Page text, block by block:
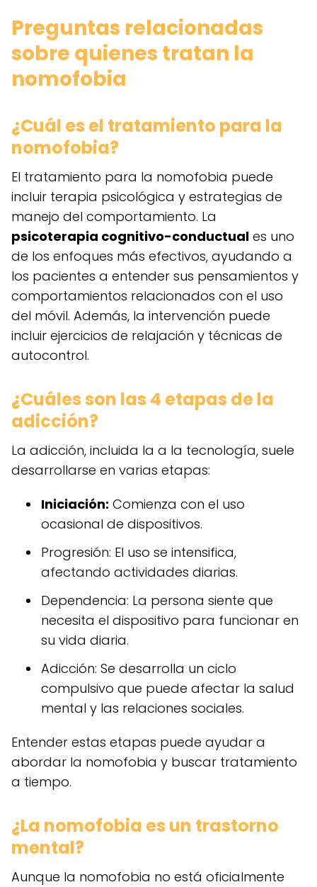
Preguntas relacionadas
sobre quienes tratan la
nomofobia
¿Cuál es el tratamiento para la
nomofobia?
El tratamiento para la nomofobia puede
incluir terapia psicológica y estrategias de
manejo del comportamiento. La
psicoterapia cognitivo-conductual es uno
de los enfoques más efectivos, ayudando a
los pacientes a entender sus pensamientos y
comportamientos relacionados con el uso
del móvil. Además, la intervención puede
incluir ejercicios de relajación y técnicas de
autocontrol.
¿Cuáles son las 4 etapas de la
adicción?
La adicción, incluida la a la tecnología, suele
desarrollarse en varias etapas:
Iniciación: Comienza con el uso
ocasional de dispositivos.
Progresión: El uso se intensifica,
afectando actividades diarias.
Dependencia: La persona siente que
necesita el dispositivo para funcionar en
su vida diaria.
Adicción: Se desarrolla un ciclo
compulsivo que puede afectar la salud
mental y las relaciones sociales.
Entender estas etapas puede ayudar a
abordar la nomofobia y buscar tratamiento
a tiempo.
¿La nomofobia es un trastorno
mental?
Aunque la nomofobia no está oficialmente